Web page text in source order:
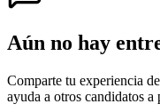
Aún no hay
Comparte tu experiencia
ayuda a otros candidatos a